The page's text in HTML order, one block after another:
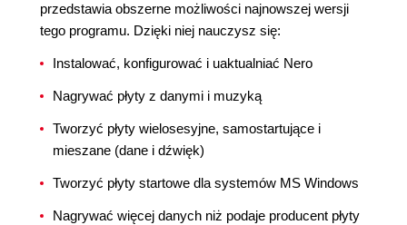
przedstawia obszerne możliwości najnowszej wersji
tego programu. Dzięki niej nauczysz się:
Instalować, konfigurować i uaktualniać Nero
Nagrywać płyty z danymi i muzyką
Tworzyć płyty wielosesyjne, samostartujące i
mieszane (dane i dźwięk)
Tworzyć płyty startowe dla systemów MS Windows
Nagrywać więcej danych niż podaje producent płyty